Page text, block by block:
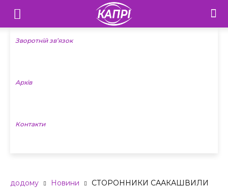
Телебачення
«Капрі»
Новини
Зворотній зв’язок
Архів
Контакти
додому Новини
СТОРОННИКИ СААКАШВИЛИ